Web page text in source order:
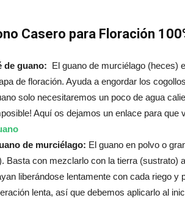
Casero para Floración
de guano: El guano de murciélago (heces)
de floración. Ayuda a engordar los
solo necesitaremos un poco de agua
Aquí os dejamos un enlace para que
de murciélago: El guano en polvo o
Basta con mezclarlo con la tierra (sustrato)
liberándose lentamente con cada riego
lenta, así que debemos aplicarlo al